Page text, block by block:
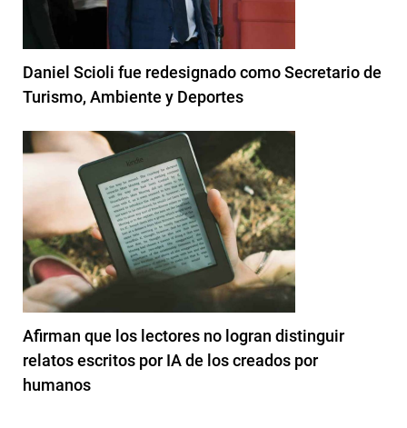
Daniel Scioli fue redesignado como Secretario de
Turismo, Ambiente y Deportes
Afirman que los lectores no logran distinguir
relatos escritos por IA de los creados por
humanos